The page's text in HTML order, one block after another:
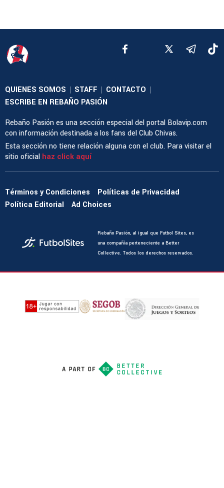
QUIENES SOMOS | STAFF | CONTACTO |
ESCRIBE EN REBAÑO PASIÓN
Rebaño Pasión es una sección especial del portal Bolavip.com
con información destinada a los fans del Club Chivas.
Esta sección no tiene relación alguna con el club. Para visitar el
sitio oficial haz click aquí
Términos y Condiciones
Políticas de Privacidad
Política Editorial
Ad Choices
Rebaño Pasión, al igual que Futbol Sites, es
una compañía perteneciente a Better
Collective. Todos los derechos reservados.